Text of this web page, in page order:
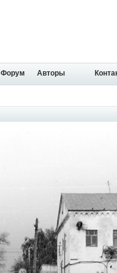
Форум Авторы